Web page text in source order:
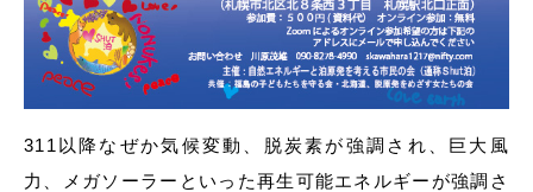
311以降なぜか気候変動、脱炭素が強調され、巨大風
力、メガソーラーといった再生可能エネルギーが強調さ